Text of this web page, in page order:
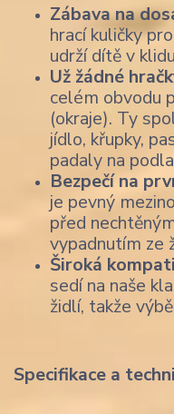
Zábava na
hrací kuličky
udrží dítě v
Už žádné
celém obvodu
(okraje). Ty
jídlo, křupky,
padaly na
Bezpečí na
je pevný
před
vypadnutím ze
Široká
sedí na naše
židlí, takže
Specifikace a